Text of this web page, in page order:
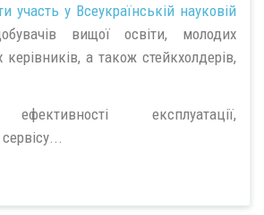
участь у Всеукраїнській науковій
вищої освіти, молодих
а також стейкхолдерів,
експлуатації,